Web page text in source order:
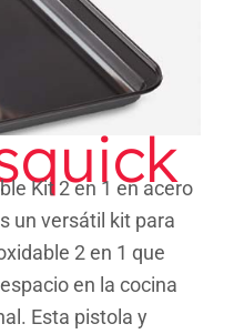
Kit 2 en 1 en acero
un versátil kit para
2 en 1 que
en la cocina
Esta pistola y